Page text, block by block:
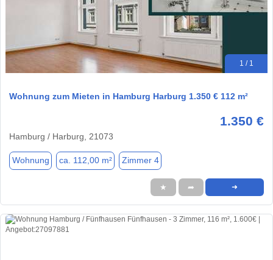
1 / 1
Wohnung zum Mieten in Hamburg Harburg 1.350 € 112 m²
1.350 €
Hamburg / Harburg, 21073
Wohnung ca. 112,00 m² Zimmer 4
★ ➦ ➜